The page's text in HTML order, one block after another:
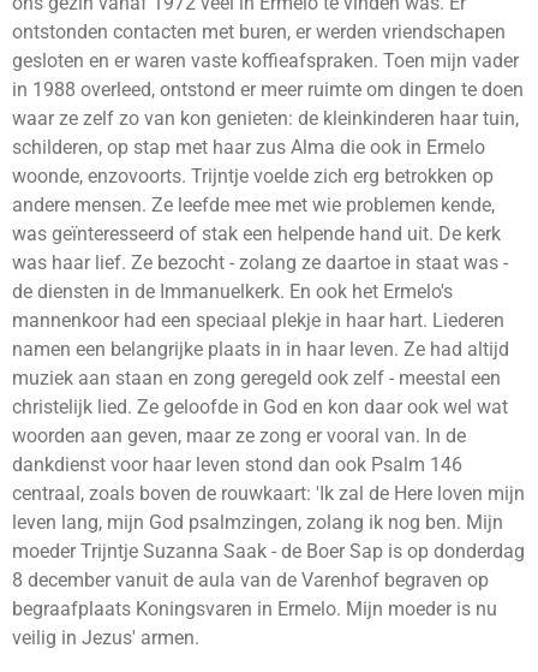
ontstonden contacten met buren, er werden vriendschapen
gesloten en er waren vaste koffieafspraken. Toen mijn vader
in 1988 overleed, ontstond er meer ruimte om dingen te doen
waar ze zelf zo van kon genieten: de kleinkinderen haar tuin,
schilderen, op stap met haar zus Alma die ook in Ermelo
woonde, enzovoorts. Trijntje voelde zich erg betrokken op
andere mensen. Ze leefde mee met wie problemen kende,
was geïnteresseerd of stak een helpende hand uit. De kerk
was haar lief. Ze bezocht - zolang ze daartoe in staat was -
de diensten in de Immanuelkerk. En ook het Ermelo's
mannenkoor had een speciaal plekje in haar hart. Liederen
namen een belangrijke plaats in in haar leven. Ze had altijd
muziek aan staan en zong geregeld ook zelf - meestal een
christelijk lied. Ze geloofde in God en kon daar ook wel wat
woorden aan geven, maar ze zong er vooral van. In de
dankdienst voor haar leven stond dan ook Psalm 146
centraal, zoals boven de rouwkaart: 'Ik zal de Here loven mijn
leven lang, mijn God psalmzingen, zolang ik nog ben. Mijn
moeder Trijntje Suzanna Saak - de Boer Sap is op donderdag
8 december vanuit de aula van de Varenhof begraven op
begraafplaats Koningsvaren in Ermelo. Mijn moeder is nu
veilig in Jezus' armen.